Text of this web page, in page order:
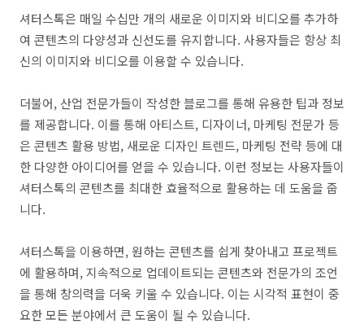
셔터스톡은 매일 수십만 개의 새로운 이미지와 비디오를 추가하
여 콘텐츠의 다양성과 신선도를 유지합니다. 사용자들은 항상 최
신의 이미지와 비디오를 이용할 수 있습니다.
더불어, 산업 전문가들이 작성한 블로그를 통해 유용한 팁과 정보
를 제공합니다. 이를 통해 아티스트, 디자이너, 마케팅 전문가 등
은 콘텐츠 활용 방법, 새로운 디자인 트렌드, 마케팅 전략 등에 대
한 다양한 아이디어를 얻을 수 있습니다. 이런 정보는 사용자들이
셔터스톡의 콘텐츠를 최대한 효율적으로 활용하는 데 도움을 줍
니다.
셔터스톡을 이용하면, 원하는 콘텐츠를 쉽게 찾아내고 프로젝트
에 활용하며, 지속적으로 업데이트되는 콘텐츠와 전문가의 조언
을 통해 창의력을 더욱 키울 수 있습니다. 이는 시각적 표현이 중
요한 모든 분야에서 큰 도움이 될 수 있습니다.